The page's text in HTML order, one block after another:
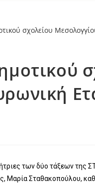
των δύο τάξεων της
Μαρία Σταθακοπούλου,